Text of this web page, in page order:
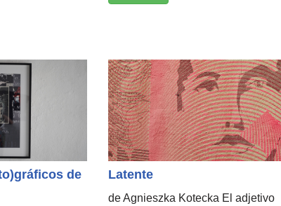
de
Latente
de Agnieszka Kotecka El adjetivo